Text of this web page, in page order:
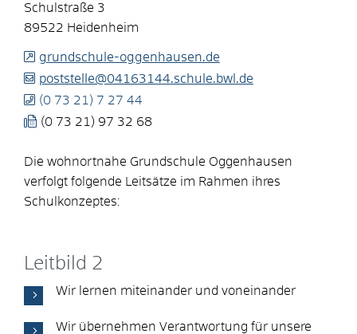
Schulstraße 3
89522 Heidenheim
grundschule-oggenhausen.de
poststelle@04163144.schule.bwl.de
(0 73 21) 7 27 44
(0 73 21) 97 32 68
Die wohnortnahe Grundschule Oggenhausen
verfolgt folgende Leitsätze im Rahmen ihres
Schulkonzeptes:
Leitbild 2
Wir lernen miteinander und voneinander
Wir übernehmen Verantwortung für unsere